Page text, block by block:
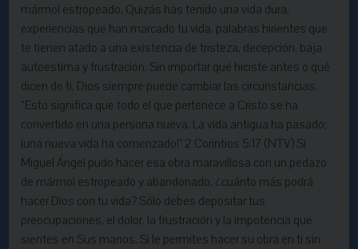
mármol estropeado. Quizás has tenido una vida dura,
experiencias que han marcado tu vida, palabras hirientes que
te tienen atado a una existencia de tristeza, decepción, baja
autoestima y frustración. Sin importar qué hiciste antes o qué
dicen de ti, Dios siempre puede cambiar las circunstancias.
“Esto significa que todo el que pertenece a Cristo se ha
convertido en una persona nueva. La vida antigua ha pasado;
¡una nueva vida ha comenzado!” 2 Corintios 5:17 (NTV) Si
Miguel Ángel pudo hacer esa obra maravillosa con un pedazo
de mármol estropeado y abandonado, ¿cuánto más podrá
hacer Dios con tu vida? Sólo debes depositar tus
preocupaciones, el dolor, la frustración y la impotencia que
sientes en Sus manos. Si le permites hacer su obra en ti sin